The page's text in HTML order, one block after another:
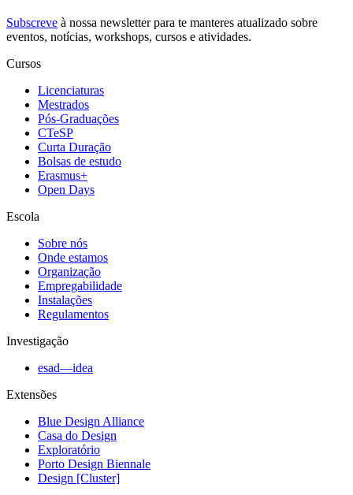
Subscreve à nossa newsletterpara te manteres atualizado sobre
eventos, notícias, workshops, cursos e atividades.
Cursos
Licenciaturas
Mestrados
Pós-Graduações
CTeSP
Curta Duração
Bolsas de estudo
Erasmus+
Open Days
Escola
Sobre nós
Onde estamos
Organização
Empregabilidade
Instalações
Regulamentos
Investigação
esad—idea
Extensões
Blue Design Alliance
Casa do Design
Exploratório
Porto Design Biennale
Design [Cluster]